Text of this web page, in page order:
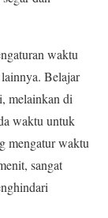
waktu
Belajar
melainkan di
waktu untuk
mengatur waktu
sangat